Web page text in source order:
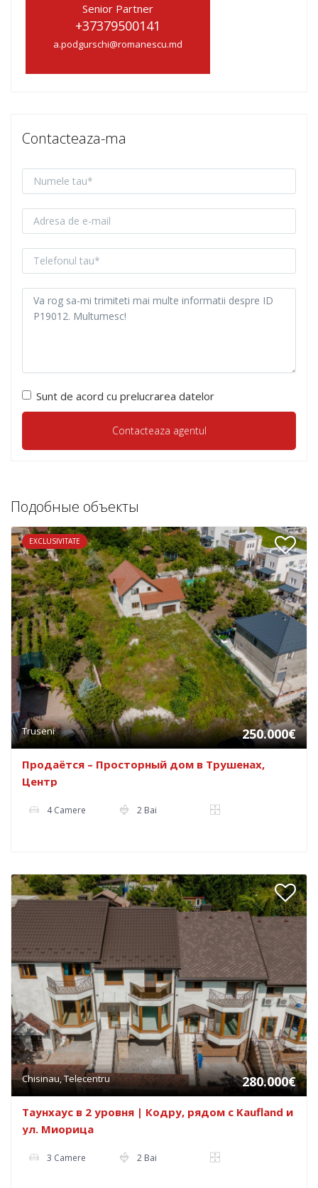
Senior Partner
+37379500141
a.podgurschi@romanescu.md
Contacteaza-ma
Sunt de acord cu prelucrarea datelor
Подобные объекты
EXCLUSIVITATE
Truseni 250.000€
Продаётся – Просторный дом в Трушенах,
Центр
4 Camere 2 Bai
Chisinau, Telecentru 280.000€
Таунхаус в 2 уровня | Кодру, рядом с Kaufland и
ул. Миорица
3 Camere 2 Bai